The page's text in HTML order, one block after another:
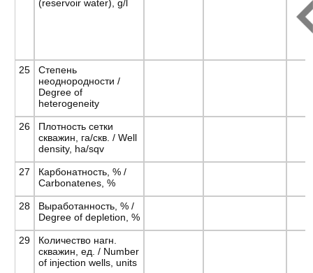
(reservoir water), g/l
25
Степень
неоднородности /
Degree of
heterogeneity
26
Плотность сетки
скважин, га/скв. / Well
density, ha/sqv
27
Карбонатность, % /
Carbonatenes, %
28
Выработанность, % /
Degree of depletion, %
29
Количество нагн.
скважин, ед. / Number
of injection wells, units